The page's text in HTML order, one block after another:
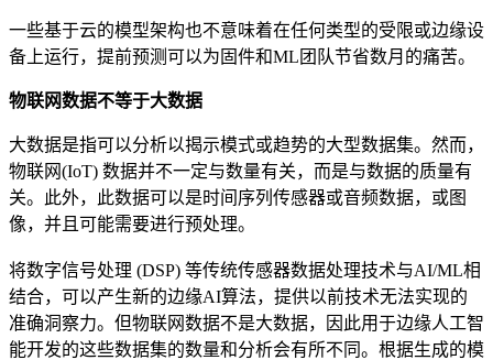
一些基于云的模型架构也不意味着在任何类型的受限或边缘设
备上运行，提前预测可以为固件和ML团队节省数月的痛苦。
物联网数据不等于大数据
大数据是指可以分析以揭示模式或趋势的大型数据集。然而，
物联网(IoT) 数据并不一定与数量有关，而是与数据的质量有
关。此外，此数据可以是时间序列传感器或音频数据，或图
像，并且可能需要进行预处理。
将数字信号处理 (DSP) 等传统传感器数据处理技术与AI/ML相
结合，可以产生新的边缘AI算法，提供以前技术无法实现的
准确洞察力。但物联网数据不是大数据，因此用于边缘人工智
能开发的这些数据集的数量和分析会有所不同。根据生成的模